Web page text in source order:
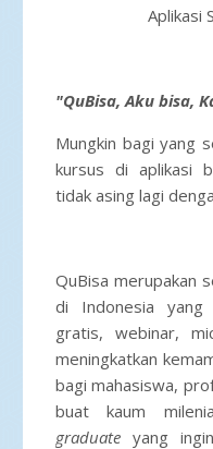
Aplikasi
"QuBisa, Aku bisa,
Mungkin bagi yang
kursus di aplikasi
tidak asing lagi
QuBisa merupakan
di Indonesia yang
gratis, webinar,
meningkatkan
bagi mahasiswa,
buat kaum
graduate yang